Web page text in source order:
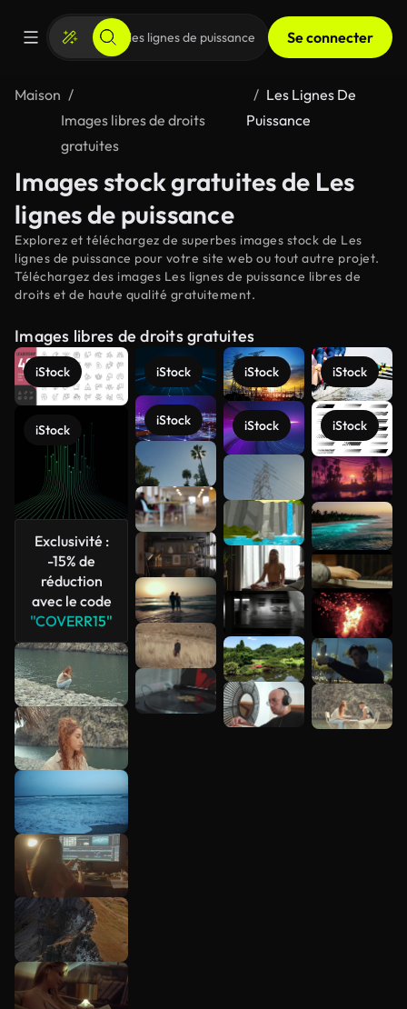
Se connecter
Maison
Images libres de droits
gratuites
Les Lignes De
Puissance
Images stock gratuites de Les
lignes de puissance
Explorez et téléchargez de superbes images stock de Les
lignes de puissance pour votre site web ou tout autre projet.
Téléchargez des images Les lignes de puissance libres de
droits et de haute qualité gratuitement.
Images libres de droits gratuites
iStock
iStock
Exclusivité :
-15% de
réduction
avec le code
"COVERR15"
iStock
iStock
iStock
iStock
iStock
iStock
Voir plus